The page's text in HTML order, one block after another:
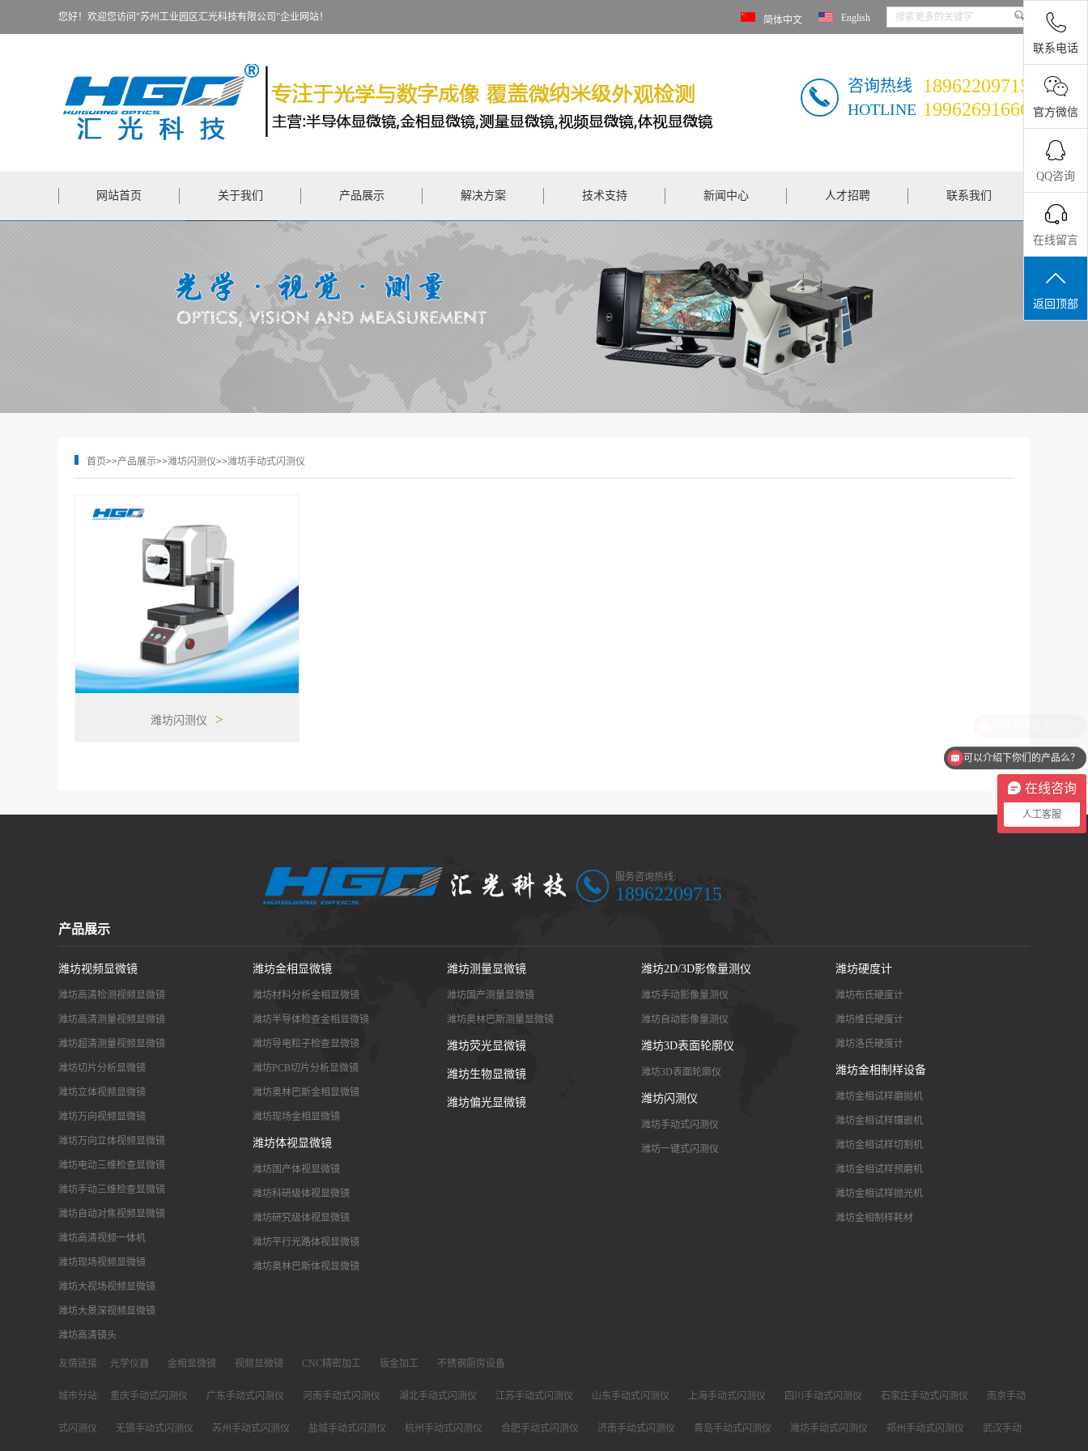
您好！欢迎您访问"苏州工业园区汇光科技有限公司"企业网站！ 简体中文 English
咨询热线
HOTLINE
18962209715
19962691666
网站首页 关于我们 产品展示 解决方案 技术支持 新闻中心 人才招聘 联系我们
首页>>产品展示>>潍坊闪测仪>>潍坊手动式闪测仪
潍坊闪测仪 >
服务咨询热线:
18962209715
产品展示
潍坊视频显微镜
潍坊高清检测视频显微镜
潍坊高清测量视频显微镜
潍坊超清测量视频显微镜
潍坊切片分析显微镜
潍坊立体视频显微镜
潍坊万向视频显微镜
潍坊万向立体视频显微镜
潍坊电动三维检查显微镜
潍坊手动三维检查显微镜
潍坊自动对焦视频显微镜
潍坊高清视频一体机
潍坊现场视频显微镜
潍坊大视场视频显微镜
潍坊大景深视频显微镜
潍坊高清镜头
潍坊金相显微镜
潍坊材料分析金相显微镜
潍坊半导体检查金相显微镜
潍坊导电粒子检查显微镜
潍坊PCB切片分析显微镜
潍坊奥林巴斯金相显微镜
潍坊现场金相显微镜
潍坊体视显微镜
潍坊国产体视显微镜
潍坊科研级体视显微镜
潍坊研究级体视显微镜
潍坊平行光路体视显微镜
潍坊奥林巴斯体视显微镜
潍坊测量显微镜
潍坊国产测量显微镜
潍坊奥林巴斯测量显微镜
潍坊荧光显微镜
潍坊生物显微镜
潍坊偏光显微镜
潍坊2D/3D影像量测仪
潍坊手动影像量测仪
潍坊自动影像量测仪
潍坊3D表面轮廓仪
潍坊3D表面轮廓仪
潍坊闪测仪
潍坊手动式闪测仪
潍坊一键式闪测仪
潍坊硬度计
潍坊布氏硬度计
潍坊维氏硬度计
潍坊洛氏硬度计
潍坊金相制样设备
潍坊金相试样磨抛机
潍坊金相试样镶嵌机
潍坊金相试样切割机
潍坊金相试样预磨机
潍坊金相试样抛光机
潍坊金相制样耗材
友情链接: 光学仪器 金相显微镜 视频显微镜 CNC精密加工 钣金加工 不锈钢厨房设备
城市分站: 重庆手动式闪测仪 广东手动式闪测仪 河南手动式闪测仪 湖北手动式闪测仪 江苏手动式闪测仪 山东手动式闪测仪 上海手动式闪测仪 四川手动式闪测仪 石家庄手动式闪测仪 南京手动
式闪测仪 无锡手动式闪测仪 苏州手动式闪测仪 盐城手动式闪测仪 杭州手动式闪测仪 合肥手动式闪测仪 济南手动式闪测仪 青岛手动式闪测仪 潍坊手动式闪测仪 郑州手动式闪测仪 武汉手动
联系电话
官方微信
QQ咨询
在线留言
返回顶部
在线咨询
人工客服
可以介绍下你们的产品么？